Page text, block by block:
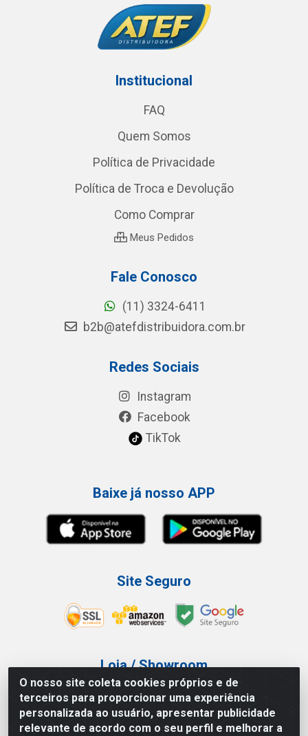
O nosso site coleta cookies próprios e de
terceiros para proporcionar uma experiência
personalizada ao usuário, apresentar publicidade
relevante de acordo com o seu perfil e melhorar a
Institucional
FAQ
Quem Somos
Política de Privacidade
Política de Troca e Devolução
Como Comprar
Meus Pedidos
Fale Conosco
(11) 3324-6411
b2b@atefdistribuidora.com.br
Redes Sociais
Instagram
Facebook
TikTok
Baixe já nosso APP
Site Seguro
Loja / Showroom
Tel.: (11) 3227-0546
Av Vautier, 587/597 - Pari - São Paulo/SP